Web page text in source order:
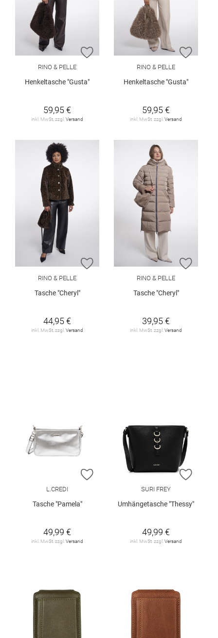
ZUR WUNSCHLISTE HINZUFÜGEN
RINO & PELLE
Henkeltasche "Gusta"
59,95 €
inkl. MwSt. zzgl.Versand
ZUR
RINO & PELLE
Henkeltasche "Gusta"
59,95 €
inkl. MwSt. zzgl.Versand
ZUR WUNSCHLISTE HINZUFÜGEN
RINO & PELLE
Tasche "Cheryl"
44,95 €
inkl. MwSt. zzgl.Versand
ZUR
RINO & PELLE
Tasche "Cheryl"
39,95 €
inkl. MwSt. zzgl.Versand
ZUR WUNSCHLISTE HINZUFÜGEN
L.CREDI
Tasche "Pamela"
49,99 €
inkl. MwSt. zzgl. Versand
ZUR
SURI FREY
Umhängetasche "Thessy"
49,99 €
inkl. MwSt. zzgl. Versand